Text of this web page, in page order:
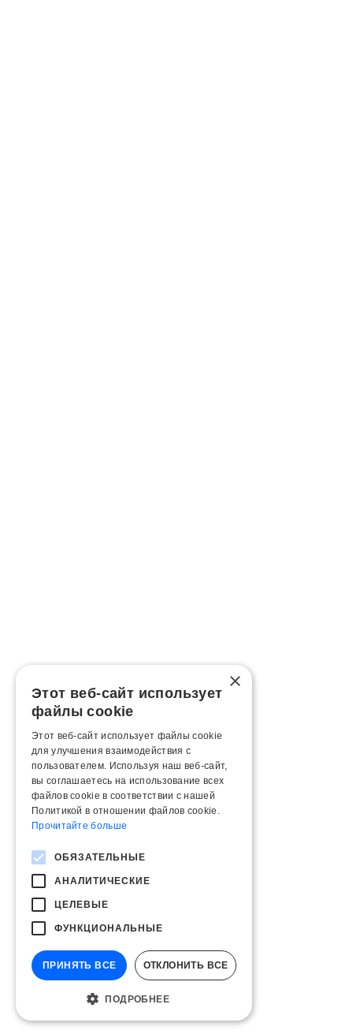
×
Этот веб-сайт использует
файлы cookie
Этот веб-сайт использует файлы cookie
для улучшения взаимодействия с
пользователем. Используя наш веб-сайт,
вы соглашаетесь на использование всех
файлов cookie в соответствии с нашей
Политикой в ​​отношении файлов cookie.
Прочитайте больше
ОБЯЗАТЕЛЬНЫЕ
АНАЛИТИЧЕСКИЕ
ЦЕЛЕВЫЕ
ФУНКЦИОНАЛЬНЫЕ
ПРИНЯТЬ ВСЕ ОТКЛОНИТЬ ВСЕ
ПОДРОБНЕЕ